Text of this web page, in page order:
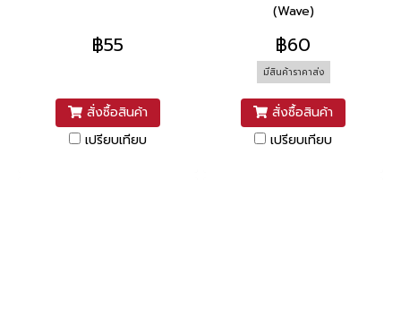
฿55
สั่งซื้อสินค้า
เปรียบเทียบ
(Wave)
฿60
มีสินค้าราคาส่ง
สั่งซื้อสินค้า
เปรียบเทียบ